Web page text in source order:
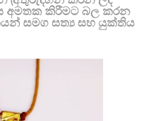
අමතක කිරීමට බල කරන
සමග සත්‍ය සහ යුක්තිය